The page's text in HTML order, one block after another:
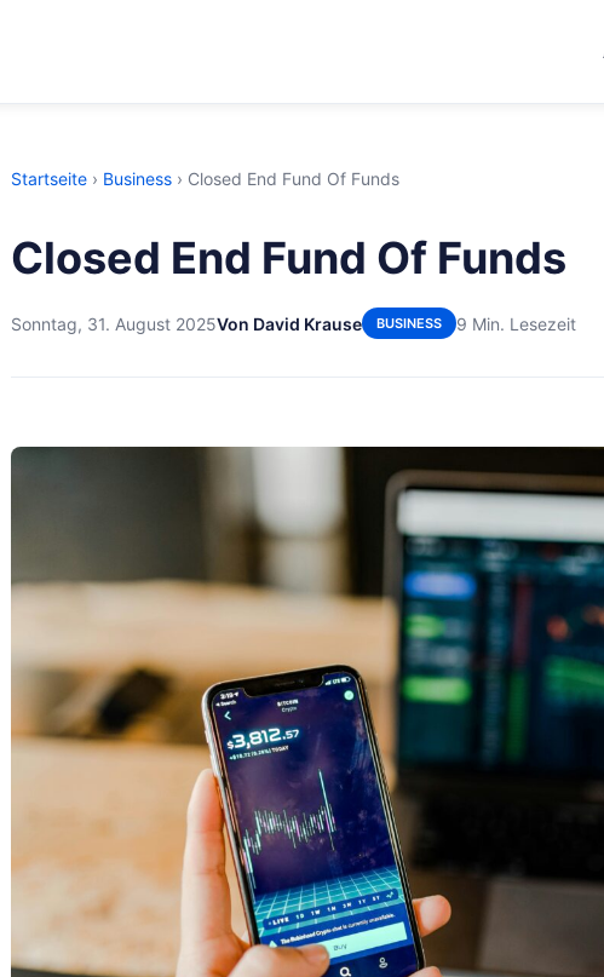
Startseite › Business › Closed End Fund Of Funds
Closed End Fund Of Funds
Sonntag, 31. August 2025Von David Krause BUSINESS 9 Min. Lesezeit